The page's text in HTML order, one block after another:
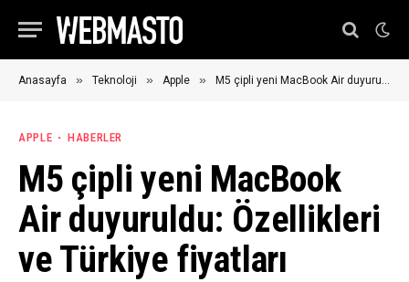
Anasayfa » Teknoloji » Apple » M5 çipli yeni MacBook Air duyuruldu: Özellikleri ve Türkiye fiyatları
APPLE HABERLER
M5 çipli yeni MacBook
Air duyuruldu: Özellikleri
ve Türkiye fiyatları